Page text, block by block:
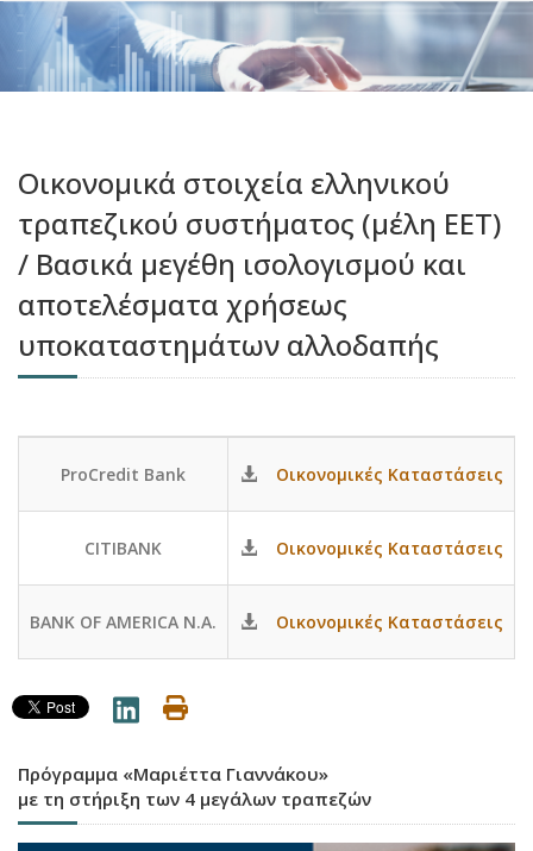
Οικονομικά στοιχεία ελληνικού
τραπεζικού συστήματος (μέλη ΕΕΤ)
/ Βασικά μεγέθη ισολογισμού και
αποτελέσματα χρήσεως
υποκαταστημάτων αλλοδαπής
ProCredit Bank Οικονομικές Καταστάσεις
CITIBANK Οικονομικές Καταστάσεις
BANK OF AMERICA N.A. Οικονομικές Καταστάσεις
Πρόγραμμα «Μαριέττα Γιαννάκου»
με τη στήριξη των 4 μεγάλων τραπεζών